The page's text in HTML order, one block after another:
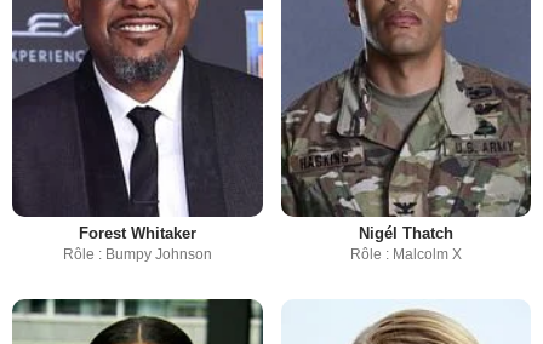
Forest Whitaker
Rôle : Bumpy Johnson
Nigél Thatch
Rôle : Malcolm X